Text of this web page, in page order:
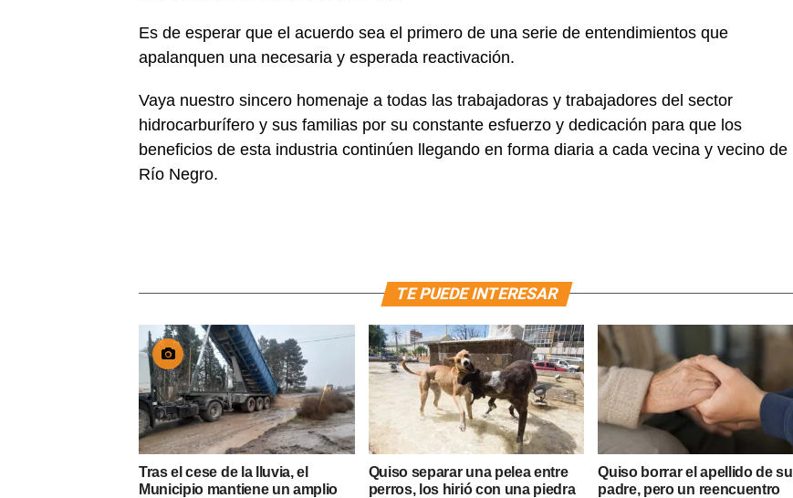
Es de esperar que el acuerdo sea el primero de una serie de entendimientos que
apalanquen una necesaria y esperada reactivación.
Vaya nuestro sincero homenaje a todas las trabajadoras y trabajadores del sector
hidrocarburífero y sus familias por su constante esfuerzo y dedicación para que los
beneficios de esta industria continúen llegando en forma diaria a cada vecina y vecino de
Río Negro.
TE PUEDE INTERESAR
Tras el cese de la lluvia, el
Municipio mantiene un amplio
Quiso separar una pelea entre
perros, los hirió con una piedra
Quiso borrar el apellido de su
padre, pero un reencuentro